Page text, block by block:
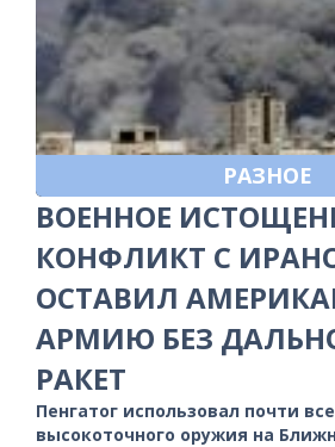
РАЗНОЕ
ВОЕННОЕ
КОНФЛИКТ С
ОСТАВИЛ
АРМИЮ БЕЗ
РАКЕТ
Пенгатог использовал почти
высокоточного оружия на